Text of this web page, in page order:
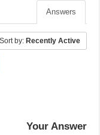
Answers
Sort by: Recently Active
Your Answer